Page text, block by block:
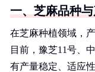
一、芝麻品种
在芝麻种植领域，
目前，豫芝11号、
有产量稳定、适应